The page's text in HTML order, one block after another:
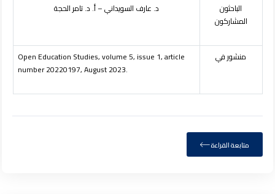
الباحثون
المشاركون
د. عارف السويداني – أ. د. تامر الحجة
منشور في
Open Education Studies, volume 5, issue 1, article
number 20220197, August 2023.
متابعة القراءة